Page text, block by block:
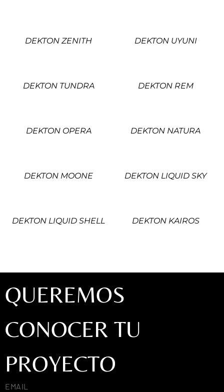
DEKTON ZENITH DEKTON UYUNI
DEKTON TUNDRA DEKTON REM
DEKTON OPERA DEKTON NATURA
DEKTON MOONE DEKTON LIQUID SKY
DEKTON LIQUID SHELL DEKTON KAIROS
QUEREMOS
CONOCER TU
PROYECTO
EMAIL